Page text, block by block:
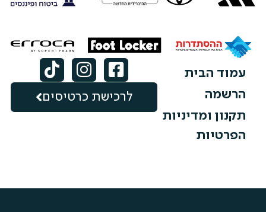
לרכישת כרטיסים
עמוד הבית
הרשמה
תקנון ומדיניות
הפרטיות